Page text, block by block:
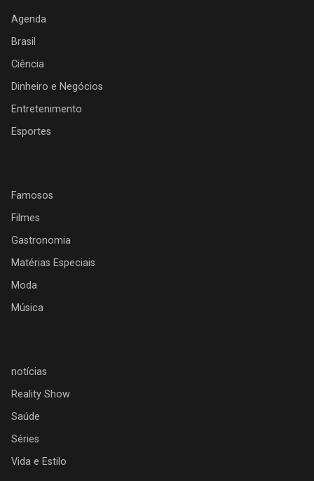
Agenda
Brasil
Ciência
Dinheiro e Negócios
Entretenimento
Esportes
Famosos
Filmes
Gastronomia
Matérias Especiais
Moda
Música
notícias
Reality Show
Saúde
Séries
Vida e Estilo